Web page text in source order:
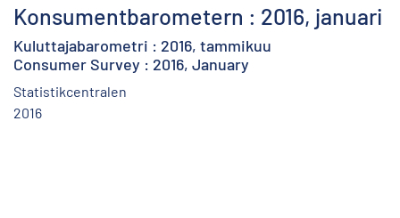
Konsumentbarometern : 2016, januari
Kuluttajabarometri : 2016, tammikuu
Consumer Survey : 2016, January
Statistikcentralen
2016